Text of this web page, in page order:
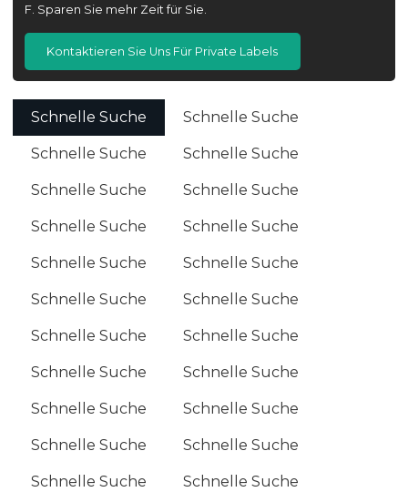
F. Sparen Sie mehr Zeit für Sie.
Kontaktieren Sie Uns Für Private Labels
Schnelle Suche Schnelle Suche
Schnelle Suche Schnelle Suche
Schnelle Suche Schnelle Suche
Schnelle Suche Schnelle Suche
Schnelle Suche Schnelle Suche
Schnelle Suche Schnelle Suche
Schnelle Suche Schnelle Suche
Schnelle Suche Schnelle Suche
Schnelle Suche Schnelle Suche
Schnelle Suche Schnelle Suche
Schnelle Suche Schnelle Suche